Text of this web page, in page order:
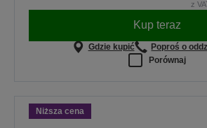
z
Kup teraz
Gdzie kupić
Poproś o
Porównaj
Niższa cena